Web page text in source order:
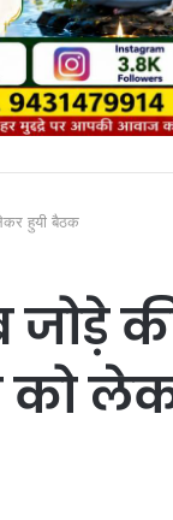
हुयी बैठक
जोड़े
को